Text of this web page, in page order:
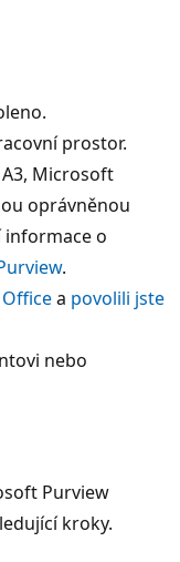
prostor.
A3, Microsoft
oprávněnou
informace o
.
a povolili jste
nebo
Purview
kroky.